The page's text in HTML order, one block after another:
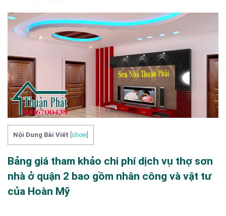
Nội Dung Bài Viết show
Bảng giá tham khảo chi phí dịch vụ thợ sơn
nhà ở quận 2 bao gồm nhân công và vật tư
của Hoàn Mỹ